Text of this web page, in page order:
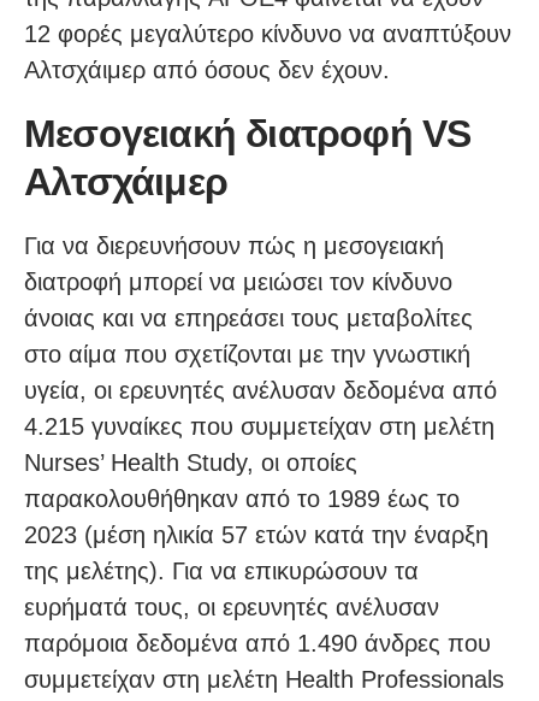
12 φορές μεγαλύτερο κίνδυνο να αναπτύξουν
Αλτσχάιμερ από όσους δεν έχουν.
Μεσογειακή διατροφή VS
Αλτσχάιμερ
Για να διερευνήσουν πώς η μεσογειακή
διατροφή μπορεί να μειώσει τον κίνδυνο
άνοιας και να επηρεάσει τους μεταβολίτες
στο αίμα που σχετίζονται με την γνωστική
υγεία, οι ερευνητές ανέλυσαν δεδομένα από
4.215 γυναίκες που συμμετείχαν στη μελέτη
Nurses’ Health Study, οι οποίες
παρακολουθήθηκαν από το 1989 έως το
2023 (μέση ηλικία 57 ετών κατά την έναρξη
της μελέτης). Για να επικυρώσουν τα
ευρήματά τους, οι ερευνητές ανέλυσαν
παρόμοια δεδομένα από 1.490 άνδρες που
συμμετείχαν στη μελέτη Health Professionals